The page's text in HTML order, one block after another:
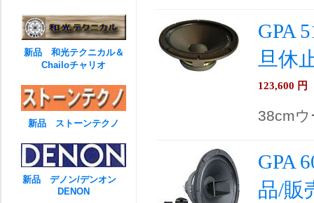
GPA
旦休
123,600 円
38cm
GPA
品/販
新品 和光テクニカル＆
Chailoチャリオ
新品 ストーンテクノ
新品 デノン/デンオン
DENON